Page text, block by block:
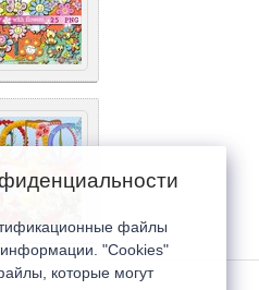
файлы
"Cookies"
которые могут